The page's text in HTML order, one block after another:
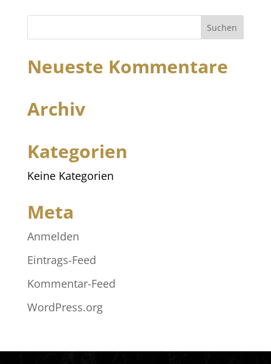
Neueste Kommentare
Archiv
Kategorien
Keine Kategorien
Meta
Anmelden
Eintrags-Feed
Kommentar-Feed
WordPress.org